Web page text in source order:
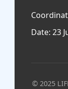
Date: 23
© 2025